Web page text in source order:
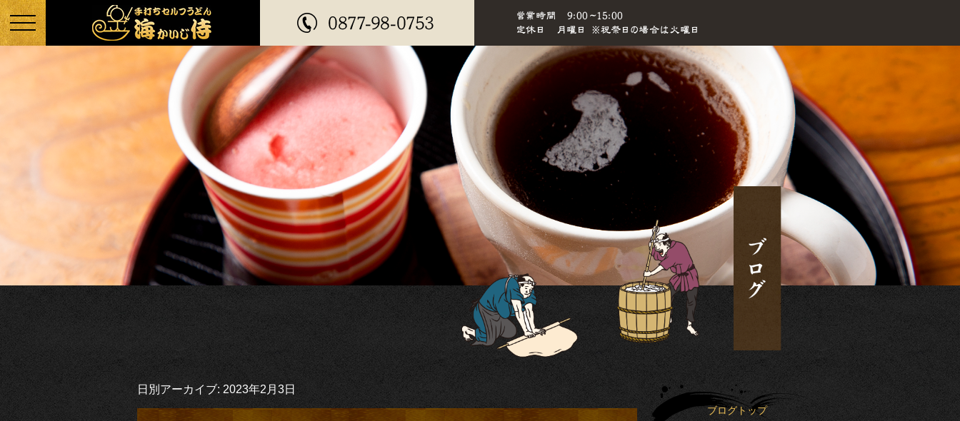
日別アーカイブ: 2023年2月3日
ブログトップ